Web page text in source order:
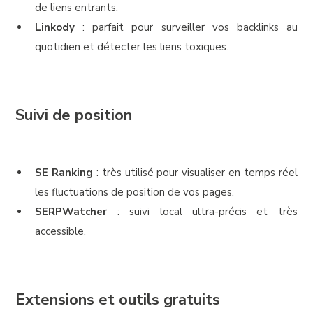
de liens entrants.
Linkody : parfait pour surveiller vos backlinks au
quotidien et détecter les liens toxiques.
Suivi de position
SE Ranking : très utilisé pour visualiser en temps réel
les fluctuations de position de vos pages.
SERPWatcher : suivi local ultra-précis et très
accessible.
Extensions et outils gratuits